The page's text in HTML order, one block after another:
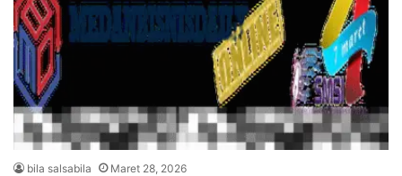
bila salsabila Maret 28, 2026